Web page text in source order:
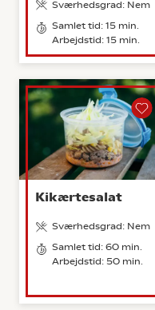
Sværhedsgrad: Nem
Samlet tid: 15 min.
Arbejdstid: 15 min.
Kikærtesalat
Sværhedsgrad: Nem
Samlet tid: 60 min.
Arbejdstid: 50 min.